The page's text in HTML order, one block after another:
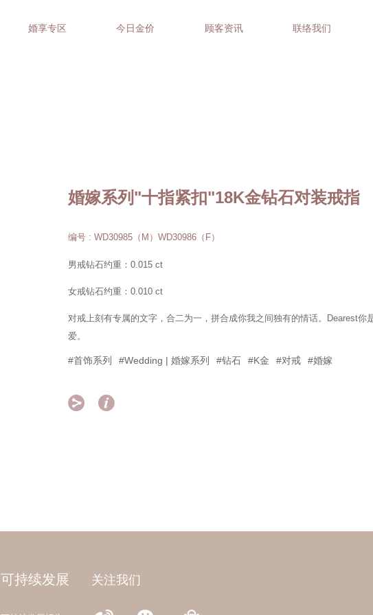
婚享专区 今日金价 顾客资讯 联络我们
婚嫁系列"十指紧扣"18K金钻石对装戒指
编号 : WD30985（M）WD30986（F）
男戒钻石约重：0.015 ct
女戒钻石约重：0.010 ct
对戒上刻有专属的文字，合二为一，拼合成你我之间独有的情话。Dearest你
爱。
#首饰系列 #Wedding | 婚嫁系列 #钻石 #K金 #对戒 #婚嫁
 
可持续发展 关注我们